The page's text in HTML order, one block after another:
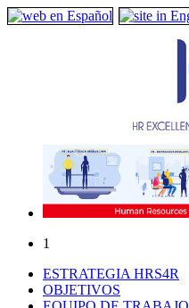
1
ESTRATEGIA HRS4R
OBJETIVOS